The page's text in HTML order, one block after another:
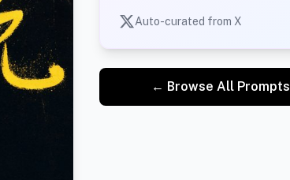
Auto-curated from X
← Browse All Prompts